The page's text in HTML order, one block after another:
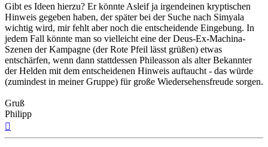
Gibt es Ideen hierzu? Er könnte Asleif ja irgendeinen kryptischen
Hinweis gegeben haben, der später bei der Suche nach Simyala
wichtig wird, mir fehlt aber noch die entscheidende Eingebung. In
jedem Fall könnte man so vielleicht eine der Deus-Ex-Machina-
Szenen der Kampagne (der Rote Pfeil lässt grüßen) etwas
entschärfen, wenn dann stattdessen Phileasson als alter Bekannter
der Helden mit dem entscheidenen Hinweis auftaucht - das würde
(zumindest in meiner Gruppe) für große Wiedersehensfreude sorgen.
Gruß
Philipp